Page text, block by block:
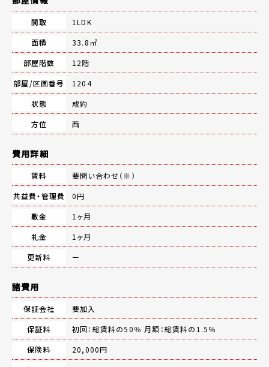
間取
1LDK
面積
33.8㎡
部屋階数
12階
部屋/区画番号
1204
状態
成約
方位
西
費用詳細
賃料
要問い合わせ（※）
共益費・管理費
0円
敷金
1ヶ月
礼金
1ヶ月
更新料
ー
諸費用
保証会社
要加入
保証料
初回：総賃料の50％ 月額：総賃料の1.5％
保険料
20,000円